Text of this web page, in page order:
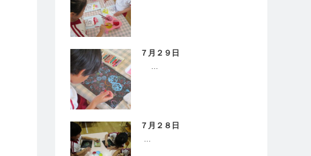
７月２９日
…
７月２８日
…